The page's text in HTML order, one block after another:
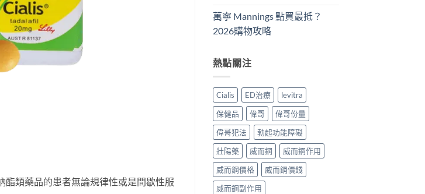
類藥品的患者無論規律性或是間歇性服
萬寧 Mannings 點買最抵？
2026購物攻略
熱點關注
Cialis ED治療
levitra
保健品
偉哥
偉哥份量
偉哥犯法
勃起功能障礙
壯陽藥
威而鋼
威而鋼作用
威而鋼價格
威而鋼價錢
威而鋼副作用